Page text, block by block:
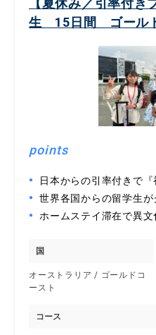
【夏休み／引率付
生 15日間 ゴール
points
日本からの引率付きで
世界各国からの留学生が
ホームステイ滞在で異文
国
オーストラリア / ゴールドコ
ースト
コース